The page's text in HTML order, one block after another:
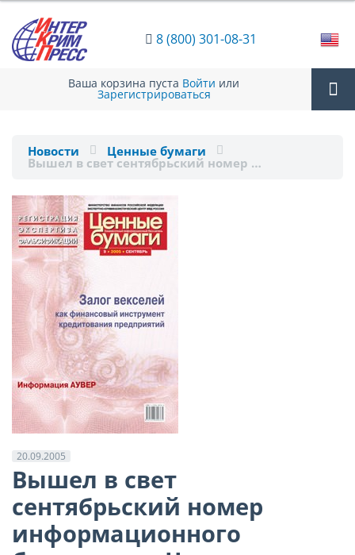
8 (800) 301-08-31
Ваша корзина пуста Войти или
Зарегистрироваться
Новости Ценные бумаги
Вышел в свет сентябрьский номер …
20.09.2005
Вышел в свет
сентябрьский номер
информационного